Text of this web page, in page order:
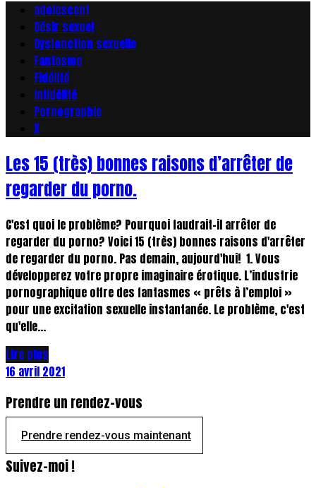
adolescent
Désir sexuel
Dysfonction sexuelle
Fantasme
Fidélité
Infidélité
Pornographie
X
Les 15 (très) bonnes raisons d’arrêter de
regarder du porno.
C'est quoi le problème? Pourquoi faudrait-il arrêter de
regarder du porno? Voici 15 (très) bonnes raisons d'arrêter
de regarder du porno. Pas demain, aujourd'hui! 1. Vous
développerez votre propre imaginaire érotique. L’industrie
pornographique offre des fantasmes « prêts à l’emploi »
pour une excitation sexuelle instantanée. Le problème, c'est
qu'elle...
Lire plus
16 avril 2021
Prendre un rendez-vous
Prendre rendez-vous maintenant
Suivez-moi !